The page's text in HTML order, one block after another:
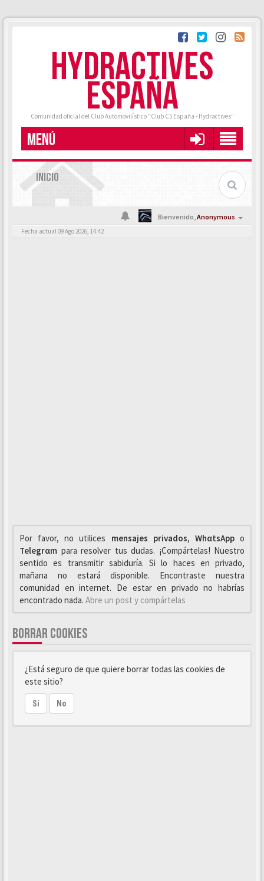
HYDRACTIVES
ESPAÑA
Comunidad oficial del Club Automovilístico "Club C5 España - Hydractives"
MENÚ
INICIO
Bienvenido,Anonymous
Fecha actual 09 Ago 2026, 14:42
Por favor, no utilices mensajes privados, WhαtsAppo
Telegrαm para resolver tus dudas. ¡Compártelas! Nuestro
sentido es transmitir sabiduría. Si lo haces en privado,
mañana no estará disponible. Encontraste nuestra
comunidad en internet. De estar en privado no habrías
encontrado nada. Abre un post y compártelas
BORRAR COOKIES
¿Está seguro de que quiere borrar todas las cookies de
este sitio?
Sí No